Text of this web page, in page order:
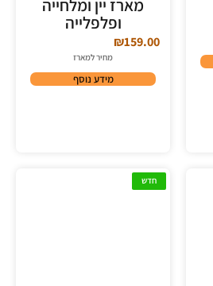
מארז יין ומלחייה
ופלפלייה
₪159.00
מחיר למארז
מידע נוסף
חדש